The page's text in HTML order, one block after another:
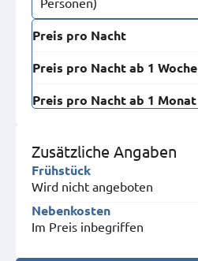
Preis pro Nacht
Preis pro Nacht ab 1 Woche
Preis pro Nacht ab 1 Monat
Zusätzliche Angaben
Frühstück
Wird nicht angeboten
Nebenkosten
Im Preis inbegriffen